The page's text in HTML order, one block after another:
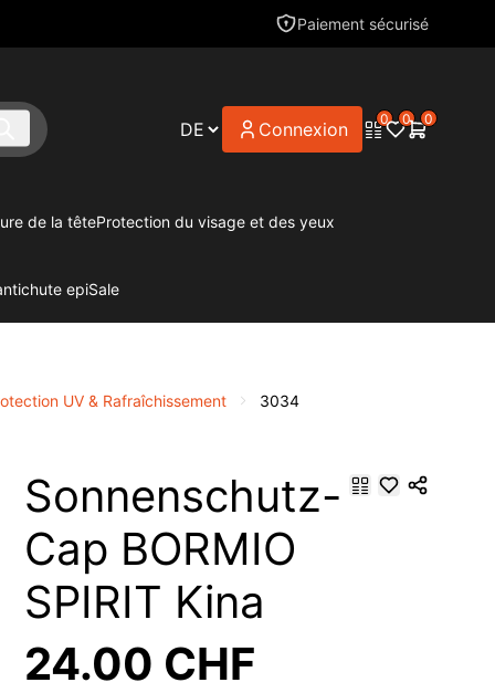
Paiement sécurisé
Connexion 0 0 0
de la têteProtection du visage et des yeux
epiSale
UV & Rafraîchissement 3034
Sonnenschutz-
Cap BORMIO
SPIRIT Kina
24.00 CHF